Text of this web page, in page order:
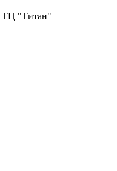
ТЦ "Титан"